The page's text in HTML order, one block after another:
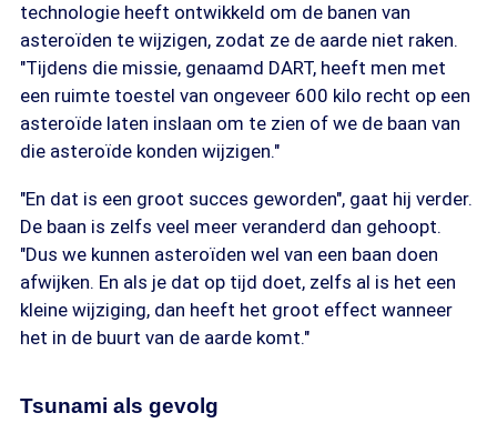
technologie heeft ontwikkeld om de banen van
asteroïden te wijzigen, zodat ze de aarde niet raken.
"Tijdens die missie, genaamd DART, heeft men met
een ruimte toestel van ongeveer 600 kilo recht op een
asteroïde laten inslaan om te zien of we de baan van
die asteroïde konden wijzigen."
"En dat is een groot succes geworden", gaat hij verder.
De baan is zelfs veel meer veranderd dan gehoopt.
"Dus we kunnen asteroïden wel van een baan doen
afwijken. En als je dat op tijd doet, zelfs al is het een
kleine wijziging, dan heeft het groot effect wanneer
het in de buurt van de aarde komt."
Tsunami als gevolg